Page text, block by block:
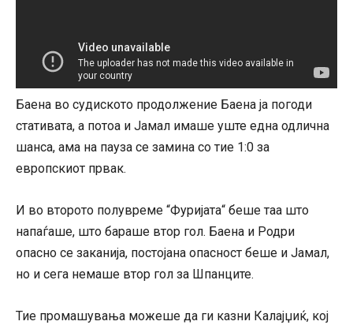
Баена во судиското продолжение Баена ја погоди
стативата, а потоа и Јамал имаше уште една одлична
шанса, ама на пауза се замина со тие 1:0 за
европскиот првак.
И во второто полувреме “Фуријата“ беше таа што
напаѓаше, што бараше втор гол. Баена и Родри
опасно се заканија, постојана опасност беше и Јамал,
но и сега немаше втор гол за Шпанците.
Тие промашувања можеше да ги казни Калајџиќ, кој